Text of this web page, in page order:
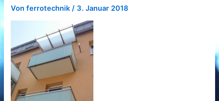
Vonferrotechnik / 3. Januar 2018